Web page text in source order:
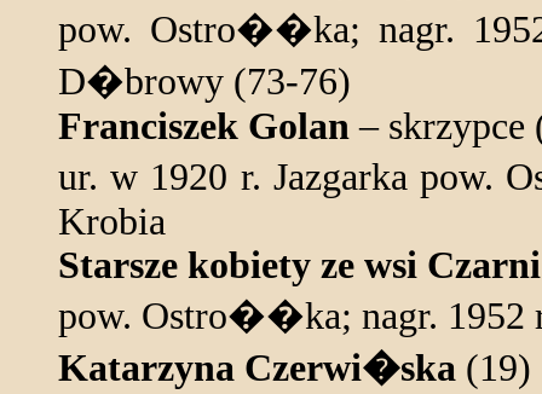
pow. Ostro��ka; nagr.
D�browy (73-76)
Franciszek Golan – skrzypce
ur. w 1920 r. Jazgarka pow.
Krobia
Starsze kobiety ze wsi
pow. Ostro��ka; nagr. 1952
Katarzyna Czerwi�ska (19)